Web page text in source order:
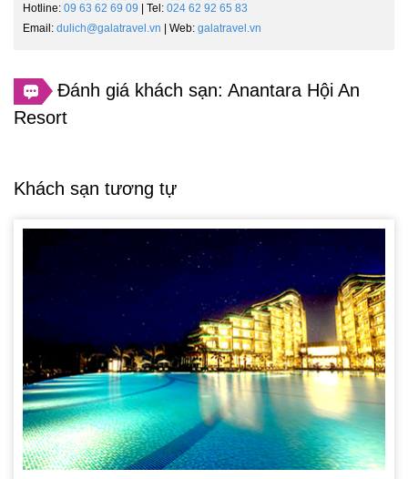
Hotline: 09 63 62 69 09 | Tel: 024 62 92 65 83
Email: dulich@galatravel.vn | Web: galatravel.vn
Đánh giá khách sạn: Anantara Hội An
Resort
Khách sạn tương tự